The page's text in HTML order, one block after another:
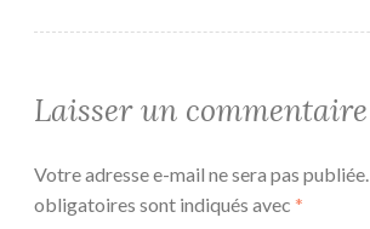
Laisser un commentaire
Votre adresse e-mail ne sera pas publiée.
obligatoires sont indiqués avec *